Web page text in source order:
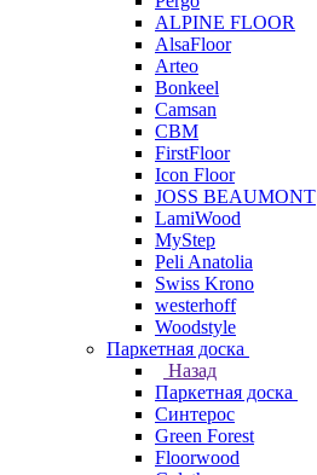
ALPINE FLOOR
AlsaFloor
Arteo
Bonkeel
Camsan
CBM
FirstFloor
Icon Floor
JOSS BEAUMONT
LamiWood
MyStep
Peli Anatolia
Swiss Krono
westerhoff
Woodstyle
Паркетная доска
Назад
Паркетная доска
Синтерос
Green Forest
Floorwood